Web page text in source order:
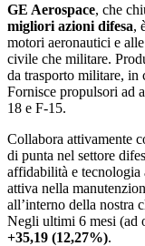
GE Aerospace, che
migliori azioni difesa,
motori aeronautici e
civile che militare.
da trasporto militare, in
Fornisce propulsori ad
18 e F-15.
Collabora attivamente
di punta nel settore
affidabilità e tecnologia
attiva nella
all’interno della nostra
Negli ultimi 6 mesi (ad
+35,19 (12,27%).